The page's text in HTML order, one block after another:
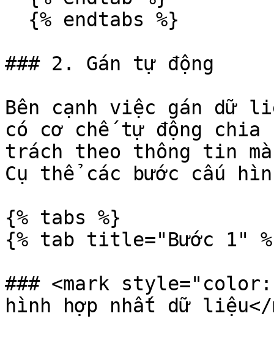
### 2. Gán tự động
Bên cạnh việc gán dữ
có cơ chế tự động chia
trách theo thông tin
Cụ thể các bước cấu
{% tabs %}
{% tab title="Bước 1"
### <mark
hình hợp nhất dữ liệu</